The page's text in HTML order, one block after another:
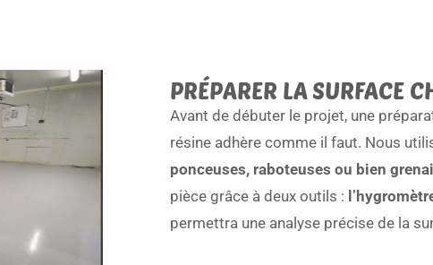
PRÉPARER LA SURFACE
Avant de débuter le projet, une
résine adhère comme il faut. Nous
ponceuses, raboteuses ou bien
pièce grâce à deux outils :
permettra une analyse précise de la